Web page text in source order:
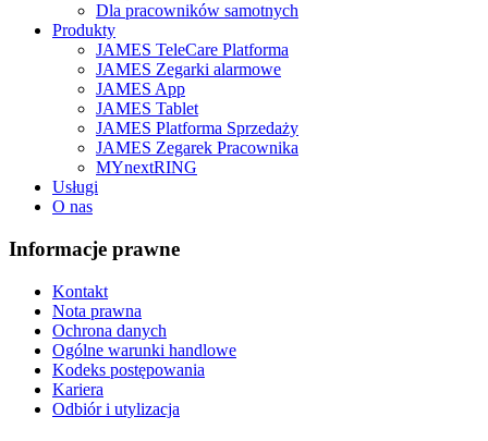
Dla pracowników samotnych
Produkty
JAMES TeleCare Platforma
JAMES Zegarki alarmowe
JAMES App
JAMES Tablet
JAMES Platforma Sprzedaży
JAMES Zegarek Pracownika
MYnextRING
Usługi
O nas
Informacje prawne
Kontakt
Nota prawna
Ochrona danych
Ogólne warunki handlowe
Kodeks postępowania
Kariera
Odbiór i utylizacja